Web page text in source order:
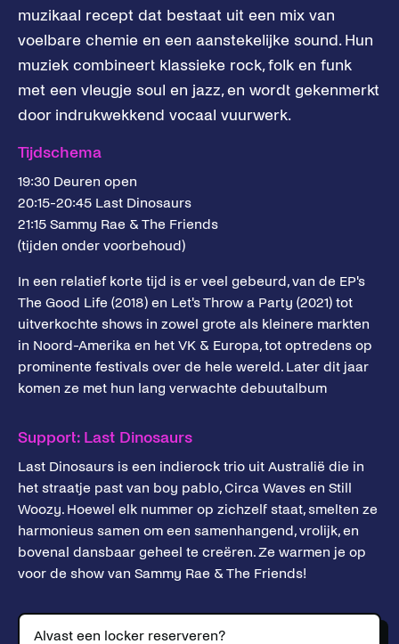
muzikaal recept dat bestaat uit een mix van
voelbare chemie en een aanstekelijke sound. Hun
muziek combineert klassieke rock, folk en funk
met een vleugje soul en jazz, en wordt gekenmerkt
door indrukwekkend vocaal vuurwerk.
Tijdschema
19:30 Deuren open
20:15-20:45 Last Dinosaurs
21:15 Sammy Rae & The Friends
(tijden onder voorbehoud)
In een relatief korte tijd is er veel gebeurd, van de EP's
The Good Life (2018) en Let's Throw a Party (2021) tot
uitverkochte shows in zowel grote als kleinere markten
in Noord-Amerika en het VK & Europa, tot optredens op
prominente festivals over de hele wereld. Later dit jaar
komen ze met hun lang verwachte debuutalbum
Support: Last Dinosaurs
Last Dinosaurs is een indierock trio uit Australië die in
het straatje past van boy pablo, Circa Waves en Still
Woozy. Hoewel elk nummer op zichzelf staat, smelten ze
harmonieus samen om een samenhangend, vrolijk, en
bovenal dansbaar geheel te creëren. Ze warmen je op
voor de show van Sammy Rae & The Friends!
Alvast een locker reserveren?